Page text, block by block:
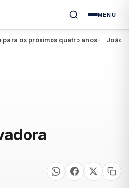
MENU
os próximos quatro anos● João